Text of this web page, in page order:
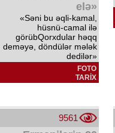
elə»
«Səni bu əqli-kamal,
hüsnü-camal ilə
görübQorxdular həqq
deməyə, döndülər mələk
dedilər»
FOTO
TARİX
9561